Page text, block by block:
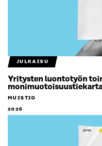
JULKAISU
Yritysten luontotyön
MUISTIO
2026